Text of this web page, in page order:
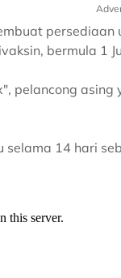
persediaan
bermula 1
pelancong
14 hari